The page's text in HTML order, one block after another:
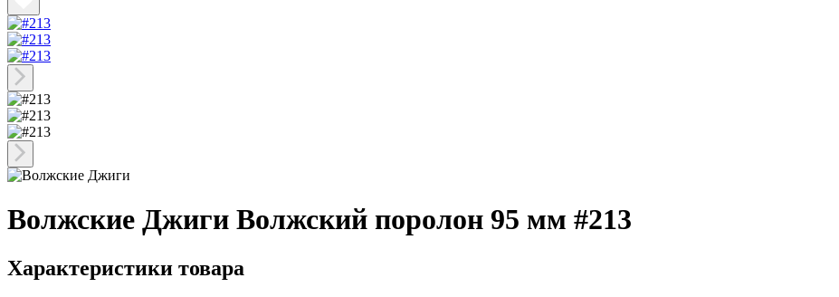
Волжские Джиги Волжский поролон 95 мм #213
Характеристики товара